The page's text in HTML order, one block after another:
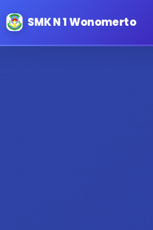
SMK N 1 Wonomerto